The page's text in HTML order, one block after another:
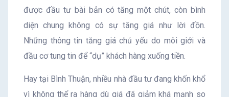
được đầu tư bài bản có tăng một chút, còn bình
diện chung không có sự tăng giá như lời đồn.
Những thông tin tăng giá chủ yếu do môi giới và
đầu cơ tung tin để “dụ” khách hàng xuống tiền.
Hay tại Bình Thuận, nhiều nhà đầu tư đang khốn khổ
vì không thể ra hàng dù giá đã giảm khá mạnh so